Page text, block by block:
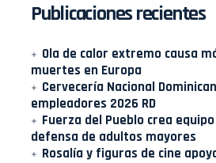
Publicaciones recientes
Ola de calor extremo causa
muertes en Europa
Cervecería Nacional
empleadores 2026 RD
Fuerza del Pueblo crea
defensa de adultos mayores
Rosalía y figuras de cine